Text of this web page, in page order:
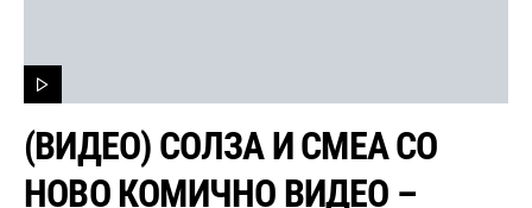
(ВИДЕО) СОЛЗА И СМЕА СО
НОВО КОМИЧНО ВИДЕО –